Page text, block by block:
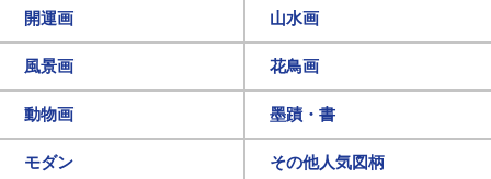
開運画 山水画
風景画 花鳥画
動物画 墨蹟・書
モダン その他人気図柄